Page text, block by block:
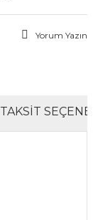
Yorum Yazın
TAKSIT